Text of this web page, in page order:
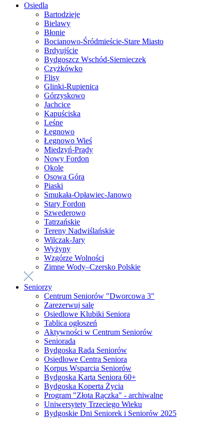
Osiedla
Bartodzieje
Bielawy
Błonie
Bocianowo-Śródmieście-Stare Miasto
Brdyujście
Bydgoszcz Wschód-Siernieczek
Czyżkówko
Flisy
Glinki-Rupienica
Górzyskowo
Jachcice
Kapuściska
Leśne
Łęgnowo
Łęgnowo Wieś
Miedzyń-Prądy
Nowy Fordon
Okole
Osowa Góra
Piaski
Smukała-Opławiec-Janowo
Stary Fordon
Szwederowo
Tatrzańskie
Tereny Nadwiślańskie
Wilczak-Jary
Wyżyny
Wzgórze Wolności
Zimne Wody–Czersko Polskie
Seniorzy
Centrum Seniorów "Dworcowa 3"
Zarezerwuj salę
Osiedlowe Klubiki Seniora
Tablica ogłoszeń
Aktywności w Centrum Seniorów
Seniorada
Bydgoska Rada Seniorów
Osiedlowe Centra Seniora
Korpus Wsparcia Seniorów
Bydgoska Karta Seniora 60+
Bydgoska Koperta Życia
Program "Złota Rączka" - archiwalne
Uniwersytety Trzeciego Wieku
Bydgoskie Dni Seniorek i Seniorów 2025